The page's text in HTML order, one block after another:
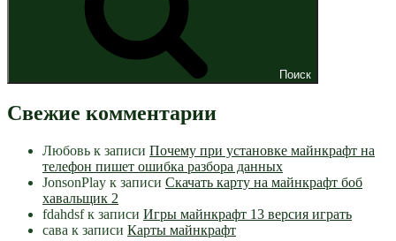
Поиск
Свежие комментарии
Любовь к записи Почему при установке майнкрафт на
телефон пишет ошибка разбора данных
JonsonPlay к записи Скачать карту на майнкрафт боб
хавальщик 2
fdahdsfк записи Игры майнкрафт 13 версия играть
сава к записи Карты майнкрафт